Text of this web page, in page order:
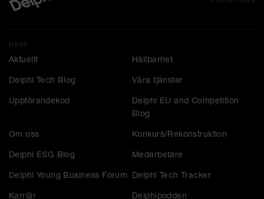
© Delphi 2026
MENY
Aktuellt Hållbarhet
Delphi Tech Blog Våra tjänster
Uppförandekod
Delphi EU and Competition
Blog
Om oss Konkurs/Rekonstruktion
Delphi ESG Blog Medarbetare
Delphi Young Business Forum Delphi Tech Tracker
Karriär Delphipodden